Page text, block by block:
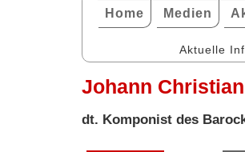
Home Medien
Aktuelle
Johann
dt. Komponist des